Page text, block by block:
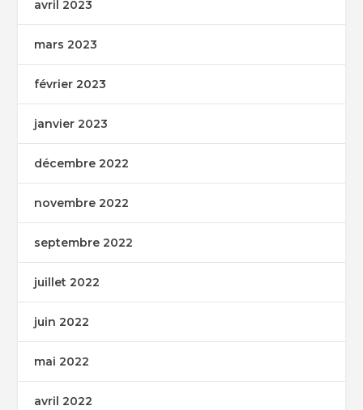
avril 2023
mars 2023
février 2023
janvier 2023
décembre 2022
novembre 2022
septembre 2022
juillet 2022
juin 2022
mai 2022
avril 2022